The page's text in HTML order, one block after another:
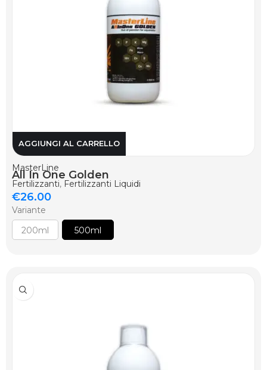
AGGIUNGI AL CARRELLO
MasterLine
All In One Golden
Fertilizzanti, Fertilizzanti Liquidi
€26.00
Variante
200ml
500ml